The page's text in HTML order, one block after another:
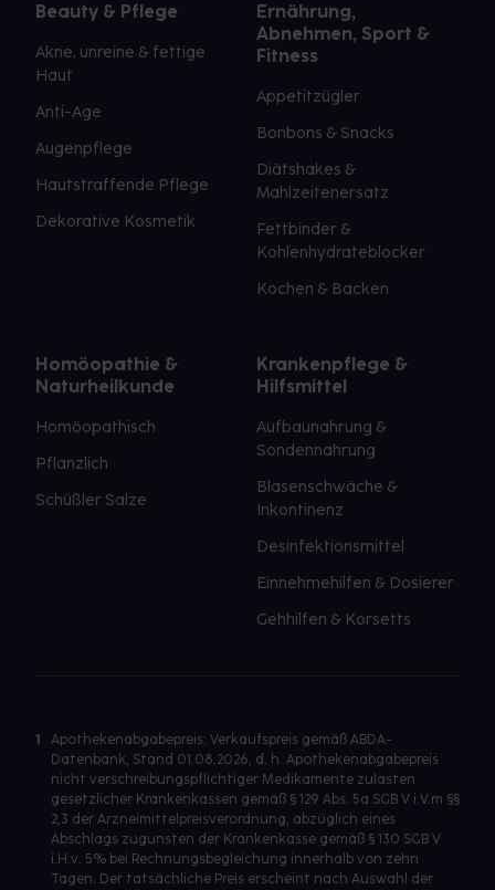
Beauty & Pflege
Akne, unreine & fettige
Haut
Anti-Age
Augenpflege
Hautstraffende Pflege
Dekorative Kosmetik
Ernährung,
Abnehmen, Sport &
Fitness
Appetitzügler
Bonbons & Snacks
Diätshakes &
Mahlzeitenersatz
Fettbinder &
Kohlenhydrateblocker
Kochen & Backen
Homöopathie &
Naturheilkunde
Homöopathisch
Pflanzlich
Schüßler Salze
Krankenpflege &
Hilfsmittel
Aufbaunahrung &
Sondennahrung
Blasenschwäche &
Inkontinenz
Desinfektionsmittel
Einnehmehilfen & Dosierer
Gehhilfen & Korsetts
1
Apothekenabgabepreis: Verkaufspreis gemäß ABDA-
Datenbank, Stand 01.08.2026, d. h. Apothekenabgabepreis
nicht verschreibungspflichtiger Medikamente zulasten
gesetzlicher Krankenkassen gemäß § 129 Abs. 5a SGB V i.V.m §§
2,3 der Arzneimittelpreisverordnung, abzüglich eines
Abschlags zugunsten der Krankenkasse gemäß § 130 SGB V
i.H.v. 5% bei Rechnungsbegleichung innerhalb von zehn
Tagen. Der tatsächliche Preis erscheint nach Auswahl der